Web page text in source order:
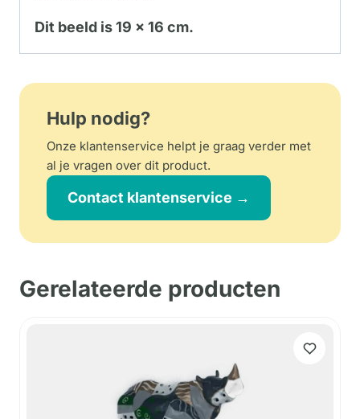
Dit beeld is 19 x 16 cm.
Hulp nodig?
Onze klantenservice helpt je graag verder met
al je vragen over dit product.
Contact klantenservice →
Gerelateerde producten